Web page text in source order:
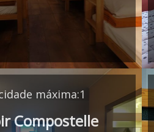
máxima:1
Compostelle